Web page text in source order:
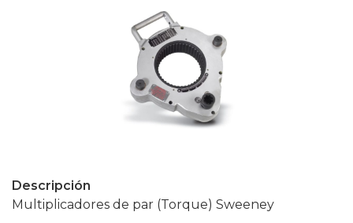
Descripción
Multiplicadores de par (Torque) Sweeney